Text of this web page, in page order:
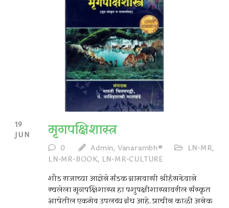
19
JUN
मृगपक्षिशास्त्र
0 Admin, Vanarambh® LN-MR,
LN-MR-BOOK, LN-MR-CULTURE
शौड राजाच्या आज्ञेने मंडक ग्रामवासी श्रीहंसदेवाने
रचलेला मृगपक्षिशास्त्र हा पशुपक्षीशास्त्रावरील संस्कृत
भाषेतील एकमेव उपलब्ध ग्रंथ आहे. प्राचीन काळी अनेक